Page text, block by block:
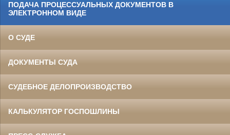
ПОДАЧА ПРОЦЕССУАЛЬНЫХ ДОКУМЕНТОВ В
ЭЛЕКТРОННОМ ВИДЕ
О СУДЕ
ДОКУМЕНТЫ СУДА
СУДЕБНОЕ ДЕЛОПРОИЗВОДСТВО
КАЛЬКУЛЯТОР ГОСПОШЛИНЫ